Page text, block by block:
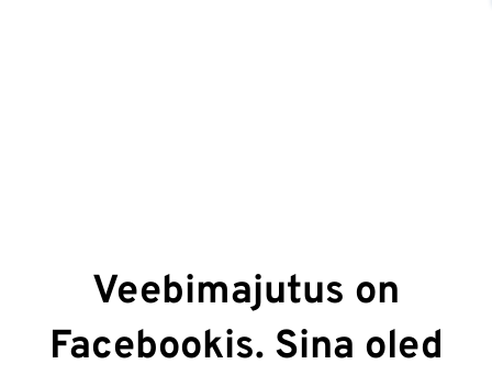
Veebimajutus on
Facebookis. Sina oled